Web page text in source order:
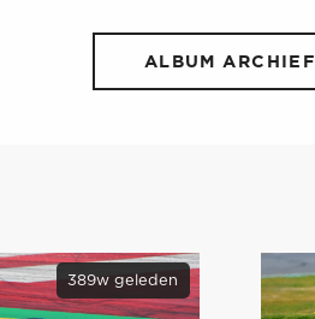
ALBUM ARCHIEF
389w geleden